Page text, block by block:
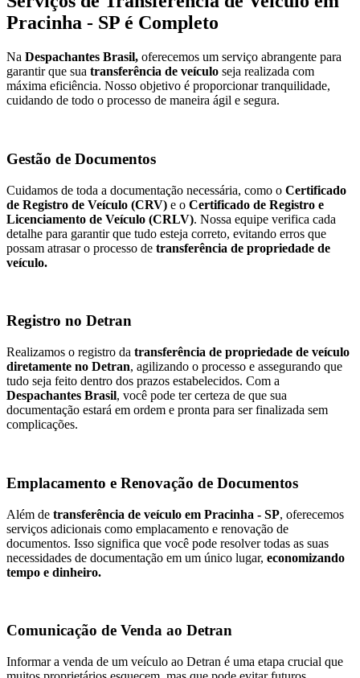
Pracinha - SP é Completo
Na Despachantes Brasil, oferecemos um serviço abrangente para
garantir que sua transferência de veículo seja realizada com
máxima eficiência. Nosso objetivo é proporcionar tranquilidade,
cuidando de todo o processo de maneira ágil e segura.
Gestão de Documentos
Cuidamos de toda a documentação necessária, como o Certificado
de Registro de Veículo (CRV) e o Certificado de Registro e
Licenciamento de Veículo (CRLV). Nossa equipe verifica cada
detalhe para garantir que tudo esteja correto, evitando erros que
possam atrasar o processo de transferência de propriedade de
veículo.
Registro no Detran
Realizamos o registro da transferência de propriedade de veículo
diretamente no Detran, agilizando o processo e assegurando que
tudo seja feito dentro dos prazos estabelecidos. Com a
Despachantes Brasil, você pode ter certeza de que sua
documentação estará em ordem e pronta para ser finalizada sem
complicações.
Emplacamento e Renovação de Documentos
Além de transferência de veículo em Pracinha - SP, oferecemos
serviços adicionais como emplacamento e renovação de
documentos. Isso significa que você pode resolver todas as suas
necessidades de documentação em um único lugar, economizando
tempo e dinheiro.
Comunicação de Venda ao Detran
Informar a venda de um veículo ao Detran é uma etapa crucial que